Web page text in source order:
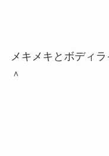
メキメキとボディ
＾